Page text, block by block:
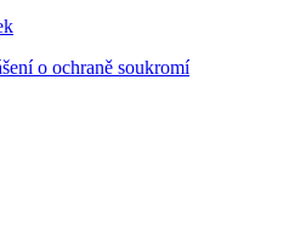
o ochraně soukromí